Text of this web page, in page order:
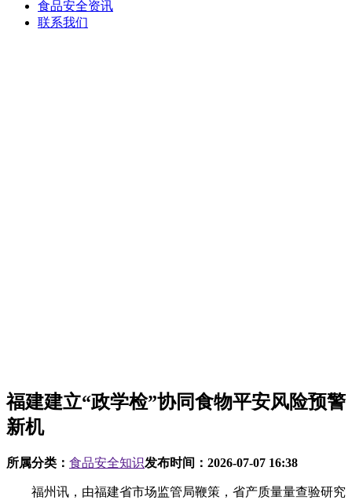
食品安全资讯
联系我们
福建建立“政学检”协同食物平安风险预警
新机
所属分类： 食品安全知识发布时间： 2026-07-07 16:38
福州讯，由福建省市场监管局鞭策，省产质量量查验研究